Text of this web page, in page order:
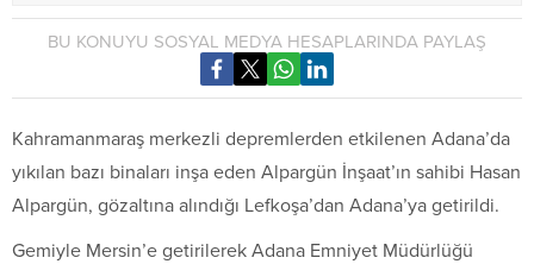
BU KONUYU SOSYAL MEDYA HESAPLARINDA PAYLAŞ
Kahramanmaraş merkezli depremlerden etkilenen Adana’da
yıkılan bazı binaları inşa eden Alpargün İnşaat’ın sahibi Hasan
Alpargün, gözaltına alındığı Lefkoşa’dan Adana’ya getirildi.
Gemiyle Mersin’e getirilerek Adana Emniyet Müdürlüğü